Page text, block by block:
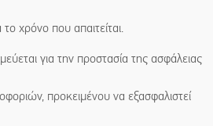
χρόνο που απαιτείται.
για την προστασία της ασφάλειας
προκειμένου να εξασφαλιστεί